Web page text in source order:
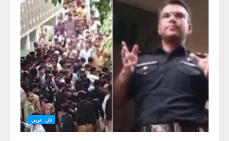
تازہ ترین